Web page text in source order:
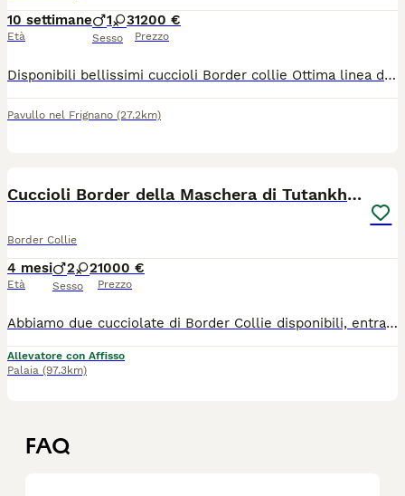
10 settimane
Età
1 3
Sesso
1200 €
Prezzo
Disponibili bellissimi cuccioli Border collie Ottima linea di sangue da lavoro Entrambi i genitori sono visibili,testati per le malattie genetiche e completamente clear Esenti displasia anche e gomiti Dna depositato Entrambi praticano sheepdog I cuccioli verranno ceduti Sverminati Vaccinati Iscritti all anagrafe canina In possesso di pedigree Enci Socializzati con persone e animali Abituati agli spostamenti in macchina Sono graditi contatti telefonici
Pavullo nel Frignano (27.2km)
Cuccioli Border della Maschera di Tutankhamon
Border Collie
4 mesi
Età
2 2
Sesso
1000 €
Prezzo
Abbiamo due cucciolate di Border Collie disponibili, entrambe con lo stesso papà: Borderstrand Tuscan Tusk, importato dall'Australia e Campione d'Albania. Un cane straordinario, con test genetici ottimali: negativo per IGS, TNS, NCL, GG, MDR1, Raine Syndrome, SN e CEA, con displasia anca e gomito di Grado A e 0. Le mamme, Febe e Kali, sono del nostro allevamento: carattere dolce ed equilibrato, stessa ottima salute certificata (HD Grado A, ED Grado 0). I cuccioli crescono in casa con noi, ben socializzati fin dai primi giorni. Entrambi i genitori sono visibili in allevamento — venite a trovarci senza impegno. Il Border Collie è una razza intelligente, affettuosa e piena di energia: perfetta per chi ama stare all'aria aperta e vuole un cane che sia davvero parte della famiglia. Per informazioni o per fissare una visita, contattateci.
Allevatore con Affisso
Palaia (97.3km)
FAQ